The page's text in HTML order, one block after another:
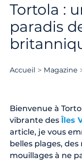
Tortola :
paradis
Accueil Magazine
Bienvenue à
vibrante desÎles
article, je vous
belles plages,
mouillages à ne